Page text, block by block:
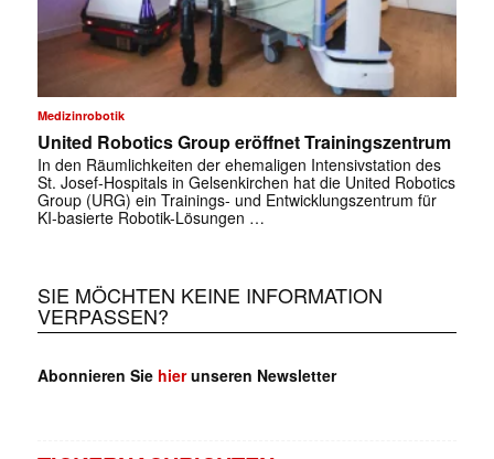
Medizinrobotik
United Robotics Group eröffnet Trainingszentrum
In den Räumlichkeiten der ehemaligen Intensivstation des
St. Josef-Hospitals in Gelsenkirchen hat die United Robotics
Group (URG) ein Trainings- und Entwicklungszentrum für
KI-basierte Robotik-Lösungen …
SIE MÖCHTEN KEINE INFORMATION
VERPASSEN?
Abonnieren Sie hierunseren Newsletter